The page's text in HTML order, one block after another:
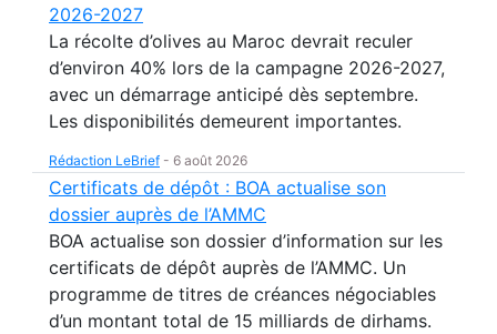
2026-2027
La récolte d’olives au Maroc devrait reculer
d’environ 40% lors de la campagne 2026-2027,
avec un démarrage anticipé dès septembre.
Les disponibilités demeurent importantes.
Rédaction LeBrief - 6 août 2026
Certificats de dépôt : BOA actualise son
dossier auprès de l’AMMC
BOA actualise son dossier d’information sur les
certificats de dépôt auprès de l’AMMC. Un
programme de titres de créances négociables
d’un montant total de 15 milliards de dirhams.